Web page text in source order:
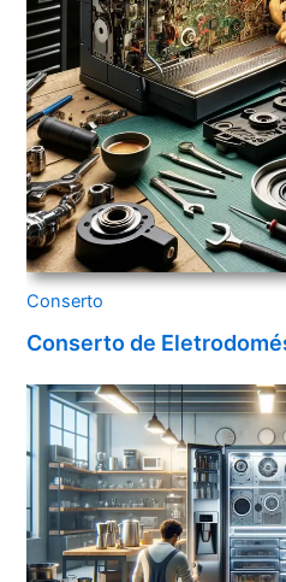
Conserto
Conserto de